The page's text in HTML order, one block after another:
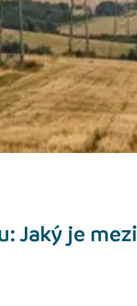
Jaký je mezi